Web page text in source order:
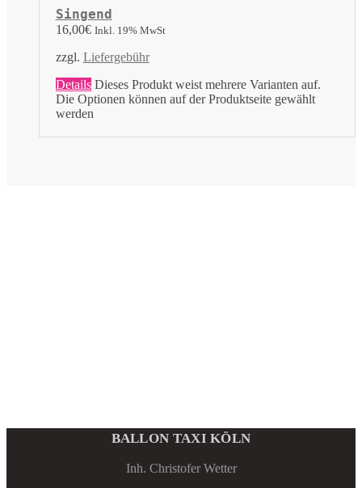
Singend
16,00€ Inkl. 19% MwSt
zzgl. Liefergebühr
Details Dieses Produkt weist mehrere Varianten auf.
Die Optionen können auf der Produktseite gewählt
werden
BALLON TAXI KÖLN
Inh. Christofer Wetter